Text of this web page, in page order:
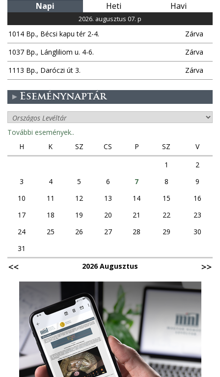
Napi Heti Havi
2026. augusztus 07. p
1014 Bp., Bécsi kapu tér 2-4.
Zárva
1037 Bp., Lángliliom u. 4-6.
Zárva
1113 Bp., Daróczi út 3.
Zárva
Eseménynaptár
További események..
H
K SZ CS P SZ
V
1
2
3
4 5 6 7 8
9
10
11 12 13 14 15
16
17
18 19 20 21 22
23
24
25 26 27 28 29
30
31
2026 Augusztus